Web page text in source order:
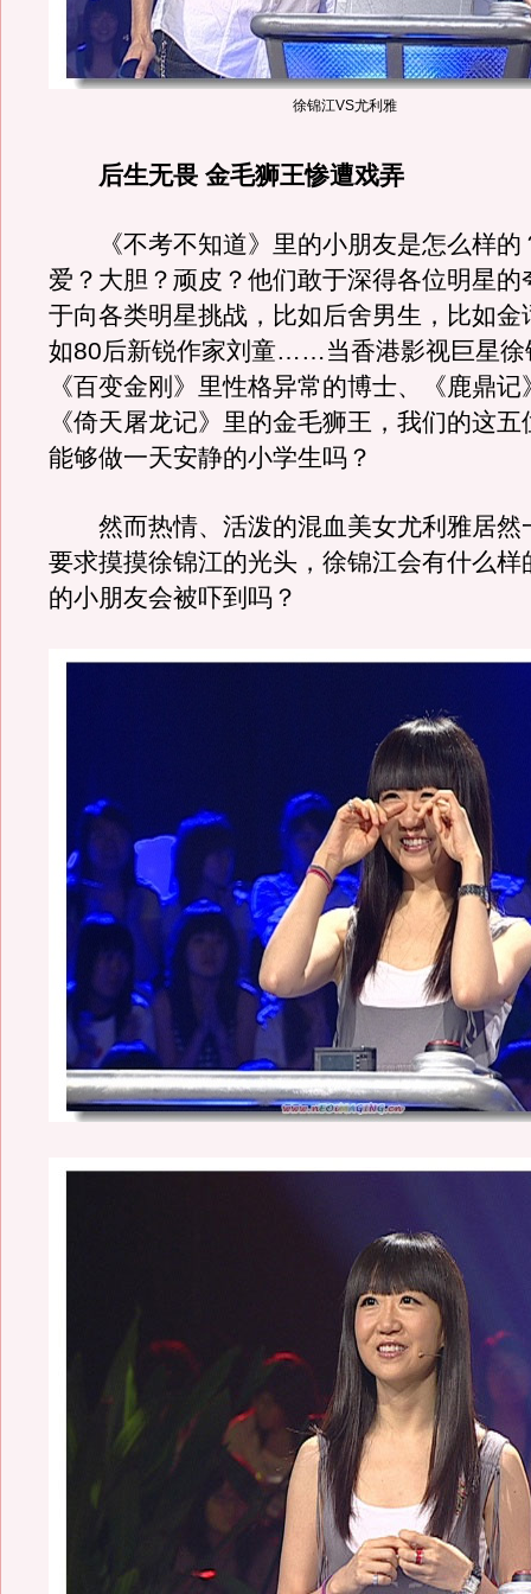
徐锦江VS尤利雅
后生无畏 金毛狮王惨遭戏弄
《不考不知道》里的小朋友是怎么样的
爱？大胆？顽皮？他们敢于深得各位明星的
于向各类明星挑战，比如后舍男生，比如金
如80后新锐作家刘童……当香港影视巨星徐
《百变金刚》里性格异常的博士、《鹿鼎
《倚天屠龙记》里的金毛狮王，我们的这
能够做一天安静的小学生吗？
然而热情、活泼的混血美女尤利雅居然
要求摸摸徐锦江的光头，徐锦江会有什么样
的小朋友会被吓到吗？